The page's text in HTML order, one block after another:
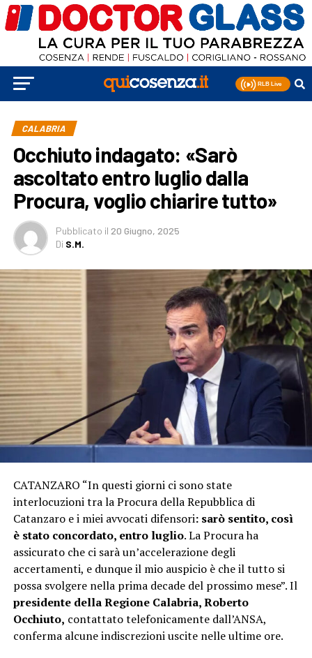
CALABRIA
Occhiuto indagato: «Sarò
ascoltato entro luglio dalla
Procura, voglio chiarire tutto»
Pubblicato il 20 Giugno, 2025
Di S.M.
CATANZARO “In questi giorni ci sono state
interlocuzioni tra la Procura della Repubblica di
Catanzaro e i miei avvocati difensori: sarò sentito, così
è stato concordato, entro luglio. La Procura ha
assicurato che ci sarà un’accelerazione degli
accertamenti, e dunque il mio auspicio è che il tutto si
possa svolgere nella prima decade del prossimo mese”. Il
presidente della Regione Calabria, Roberto
Occhiuto, contattato telefonicamente dall’ANSA,
conferma alcune indiscrezioni uscite nelle ultime ore.